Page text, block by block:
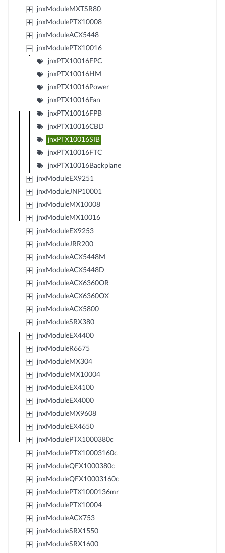
jnxModuleMXTSR80
jnxModulePTX10008
jnxModuleACX5448
jnxModulePTX10016
jnxPTX10016FPC
jnxPTX10016HM
jnxPTX10016Power
jnxPTX10016Fan
jnxPTX10016FPB
jnxPTX10016CBD
jnxPTX10016SIB
jnxPTX10016FTC
jnxPTX10016Backplane
jnxModuleEX9251
jnxModuleJNP10001
jnxModuleMX10008
jnxModuleMX10016
jnxModuleEX9253
jnxModuleJRR200
jnxModuleACX5448M
jnxModuleACX5448D
jnxModuleACX6360OR
jnxModuleACX6360OX
jnxModuleACX5800
jnxModuleSRX380
jnxModuleEX4400
jnxModuleR6675
jnxModuleMX304
jnxModuleMX10004
jnxModuleEX4100
jnxModuleEX4000
jnxModuleMX9608
jnxModuleEX4650
jnxModulePTX1000380c
jnxModulePTX10003160c
jnxModuleQFX1000380c
jnxModuleQFX10003160c
jnxModulePTX1000136mr
jnxModulePTX10004
jnxModuleACX753
jnxModuleSRX1550
jnxModuleSRX1600